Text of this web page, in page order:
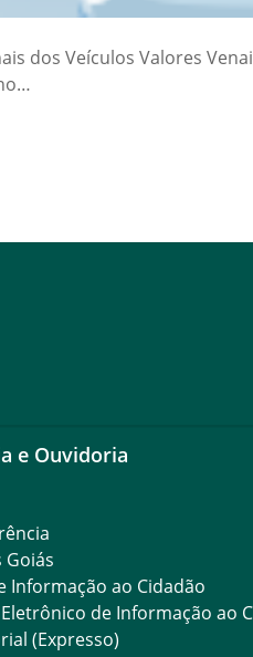
dos Veículos Valores
e Ouvidoria
Goiás
Informação ao Cidadão
Eletrônico de Informação ao
(Expresso)